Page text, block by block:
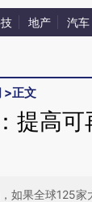
地产 汽车
>正文
提高
如果全球125